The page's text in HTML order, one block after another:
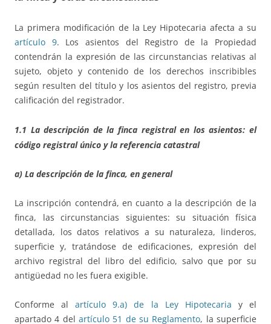
La primera modificación de la Ley Hipotecaria afecta a su
artículo 9. Los asientos del Registro de la Propiedad
contendrán la expresión de las circunstancias relativas al
sujeto, objeto y contenido de los derechos inscribibles
según resulten del título y los asientos del registro, previa
calificación del registrador.
1.1 La descripción de la finca registral en los asientos: el
código registral único y la referencia catastral
a) La descripción de la finca, en general
La inscripción contendrá, en cuanto a la descripción de la
finca, las circunstancias siguientes: su situación física
detallada, los datos relativos a su naturaleza, linderos,
superficie y, tratándose de edificaciones, expresión del
archivo registral del libro del edificio, salvo que por su
antigüedad no les fuera exigible.
Conforme alartículo 9.a) de la Ley Hipotecaria y el
apartado 4 del artículo 51 de su Reglamento, la superficie